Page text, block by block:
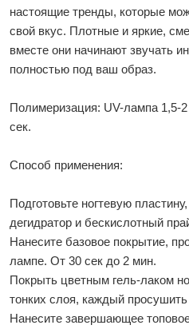
настоящие тренды, которые
свой вкус. Плотные и яркие,
вместе они начинают звучать
полностью под ваш образ.
Полимеризация: UV-лампа 1,5-
сек.
Способ применения:
Подготовьте ногтевую
дегидратор и бескислотный
Нанесите базовое покрытие,
лампе. От 30 сек до 2 мин.
Покрыть цветным гель-лаком
тонких слоя, каждый
Нанесите завершающее